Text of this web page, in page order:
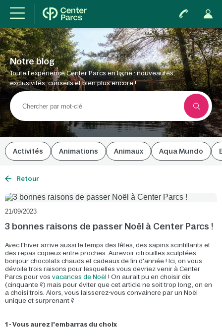
Notre blog
Toute l'expérience Center Parcs en ligne : nouveautés,
exclusivités, conseils et bien plus encore !
Activités Animations Animaux Aqua Mundo
Retour
21/09/2023
3 bonnes raisons de passer Noël à Center Parcs !
Avec l'hiver arrive aussi le temps des fêtes, des sapins scintillants et
des repas copieux entre proches. Aurevoir citrouilles sculptées,
bonjour chocolats chauds et cadeaux de fin d'année ! Ici, on vous
dévoile trois raisons pour lesquelles vous devriez venir à Center
Parcs pour vos vacances de Noël ! On aurait pu en choisir dix
(cinquante ?) mais pour éviter que cet article ne soit trop long, on en
a choisi trois. Alors, vous laisserez-vous convaincre par un Noël
unique et surprenant ?
1 - Vous aurez l'embarras du choix